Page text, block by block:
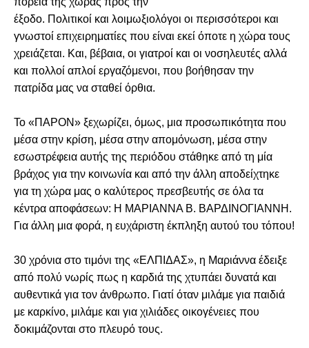
έξοδο. Πολιτικοί και λοιμωξιολόγοι οι περισσότεροι και
γνωστοί επιχειρηματίες που είναι εκεί όποτε η χώρα τους
χρειάζεται. Και, βέβαια, οι γιατροί και οι νοσηλευτές αλλά
και πολλοί απλοί εργαζόμενοι, που βοήθησαν την
πατρίδα μας να σταθεί όρθια.
Το «ΠΑΡΟΝ» ξεχωρίζει, όμως, μια προσωπικότητα που
μέσα στην κρίση, μέσα στην απομόνωση, μέσα στην
εσωστρέφεια αυτής της περιόδου στάθηκε από τη μία
βράχος για την κοινωνία και από την άλλη αποδείχτηκε
για τη χώρα μας ο καλύτερος πρεσβευτής σε όλα τα
κέντρα αποφάσεων: Η ΜΑΡΙΑΝΝΑ Β. ΒΑΡΔΙΝΟΓΙΑΝΝΗ.
Για άλλη μια φορά, η ευχάριστη έκπληξη αυτού του τόπου!
30 χρόνια στο τιμόνι της «ΕΛΠΙΔΑΣ», η Μαριάννα έδειξε
από πολύ νωρίς πως η καρδιά της χτυπάει δυνατά και
αυθεντικά για τον άνθρωπο. Γιατί όταν μιλάμε για παιδιά
με καρκίνο, μιλάμε και για χιλιάδες οικογένειες που
δοκιμάζονται στο πλευρό τους.